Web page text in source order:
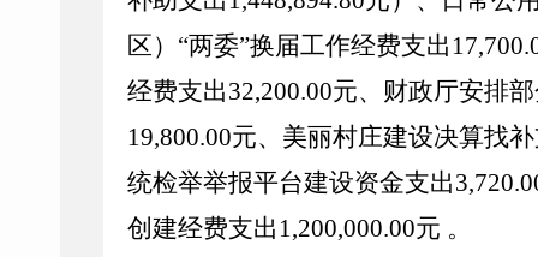
区） “两委”换届工作经费支出
经费支出32,200.00元、财政厅安排
19,800.00元、美丽村庄建设决算找
统检举举报平台建设资金支出
创建经费支出 1,200,000.00元 。